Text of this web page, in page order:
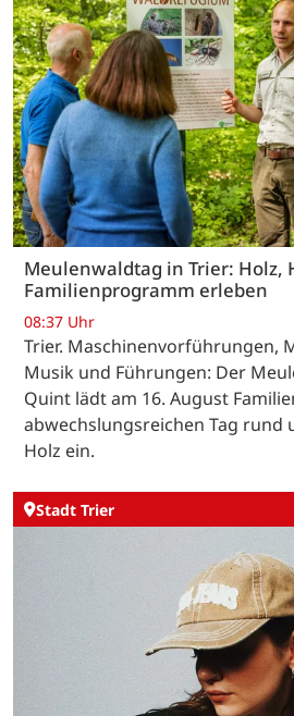
Meulenwaldtag in Trier: Holz,
Familienprogramm erleben
08:37 Uhr
Trier. Maschinenvorführungen,
Musik und Führungen: Der
Quint lädt am 16. August
abwechslungsreichen Tag rund
Holz ein.
Stadt Trier